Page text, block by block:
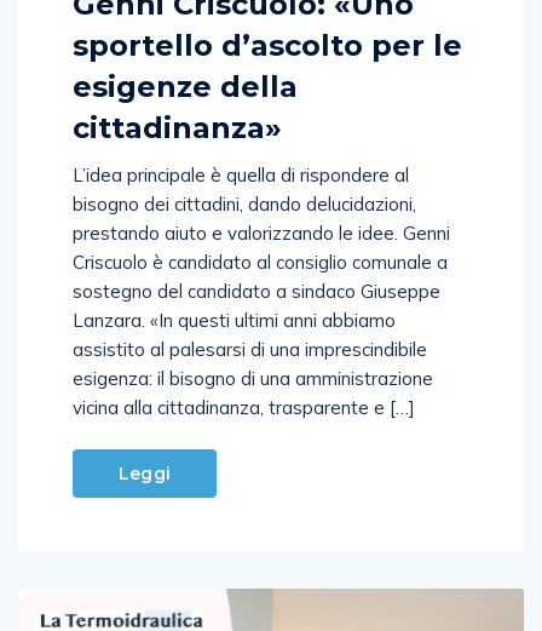
Genni Criscuolo: «Uno
sportello d’ascolto per le
esigenze della
L’idea principale è quella di rispondere al
bisogno dei cittadini, dando delucidazioni,
prestando aiuto e valorizzando le idee. Genni
Criscuolo è candidato al consiglio comunale a
sostegno del candidato a sindaco Giuseppe
Lanzara. «In questi ultimi anni abbiamo
assistito al palesarsi di una imprescindibile
esigenza: il bisogno di una amministrazione
Leggi